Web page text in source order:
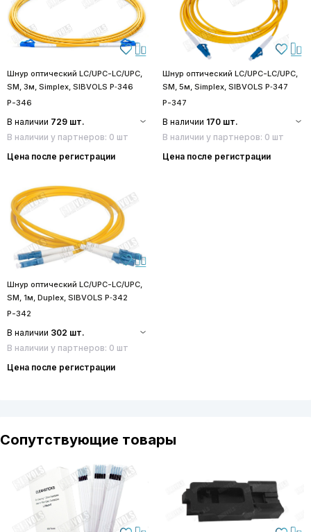
Шнур оптический LC/UPC-LC/UPC,
SM, 3м, Simplex, SIBVOLS P‑346
P-346
В наличии 729 шт.
В наличии у партнеров: 0 шт
Цена после регистрации
Шнур оптический LC/UPC-LC/UPC,
SM, 5м, Simplex, SIBVOLS P‑347
P-347
В наличии 170 шт.
В наличии у партнеров: 0 шт
Цена после регистрации
Шнур оптический LC/UPC-LC/UPC,
SM, 1м, Duplex, SIBVOLS P‑342
P-342
В наличии 302 шт.
В наличии у партнеров: 0 шт
Цена после регистрации
Сопутствующие товары